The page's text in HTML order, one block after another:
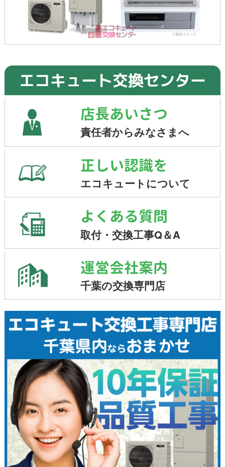
エコキュート交換センター
店長あいさつ
責任者からみなさまへ
正しい認識を
エコキュートについて
よくある質問
取付・交換工事Q＆A
運営会社案内
千葉の交換専門店